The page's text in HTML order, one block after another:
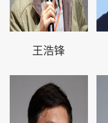
王浩锋